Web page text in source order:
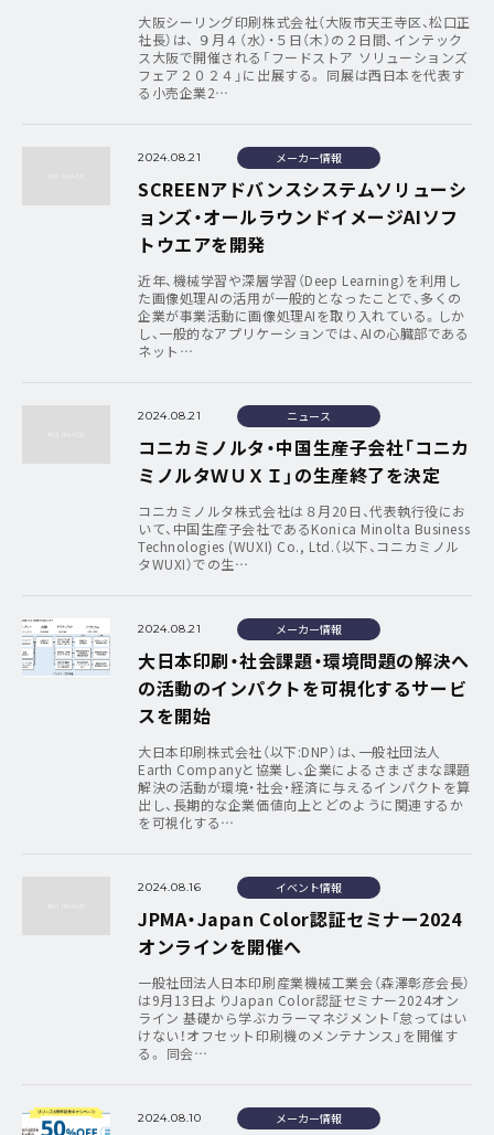
大阪シーリング印刷株式会社（大阪市天王寺区、松口正
社長）は、 ９月４（水）・５日（木）の２日間、インテック
ス大阪で開催される「フードストア ソリューションズ
フェア２０２４」に出展する。 同展は西日本を代表す
る小売企業2…
2024.08.21 メーカー情報
SCREENアドバンスシステムソリューシ
ョンズ・オールラウンドイメージAIソフ
トウエアを開発
近年、機械学習や深層学習（Deep Learning）を利用し
た画像処理AIの活用が一般的となったことで、多くの
企業が事業活動に画像処理AIを取り入れている。しか
し、一般的なアプリケーションでは、AIの心臓部である
ネット…
2024.08.21 ニュース
コニカミノルタ・中国生産子会社「コニカ
ミノルタＷＵＸＩ」の生産終了を決定
コニカミノルタ株式会社は８月20日、代表執行役にお
いて、中国生産子会社であるKonica Minolta Business
Technologies (WUXI) Co., Ltd.（以下、コニカミノル
タWUXI）での生…
2024.08.21 メーカー情報
大日本印刷・社会課題・環境問題の解決へ
の活動のインパクトを可視化するサービ
スを開始
大日本印刷株式会社（以下:DNP）は、一般社団法人
Earth Companyと協業し、企業によるさまざまな課題
解決の活動が環境・社会・経済に与えるインパクトを算
出し、長期的な企業価値向上とどのように関連するか
を可視化する…
2024.08.16 イベント情報
JPMA・Japan Color認証セミナー2024
オンラインを開催へ
一般社団法人日本印刷産業機械工業会（森澤彰彦会長）
は9月13日よりJapan Color認証セミナー2024オン
ライン 基礎から学ぶカラーマネジメント「怠ってはい
けない！オフセット印刷機のメンテナンス」を開催す
る。 同会…
2024.08.10 メーカー情報